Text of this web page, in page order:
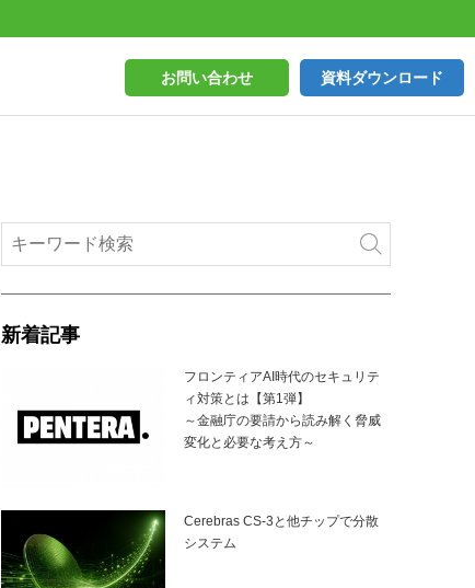
お問い合わせ 資料ダウンロード
新着記事
フロンティアAI時代のセキュリテ
ィ対策とは【第1弾】
～金融庁の要請から読み解く脅威
変化と必要な考え方～
Cerebras CS-3と他チップで分散
システム